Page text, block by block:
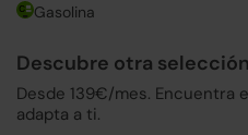
Gasolina
Descubre otra
Desde 139€/mes. Encuentra
adapta a ti.